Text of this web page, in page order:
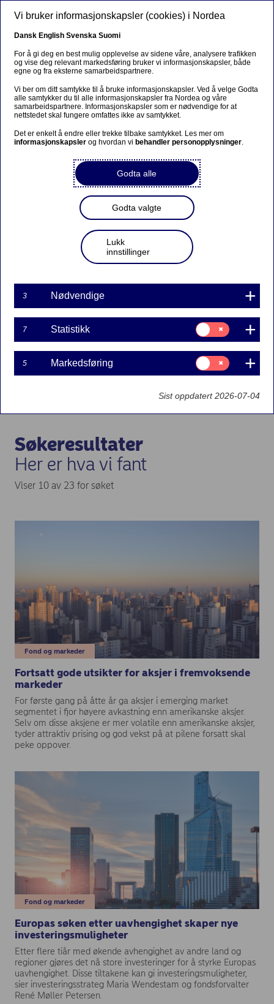
Søk
Nettside
Nyheter
Fond
Content type
Søkeresultater
Her er hva vi fant
Viser 10 av 23 for søket
Fond og markeder
Fortsatt gode utsikter for aksjer i fremvoksende
markeder
For første gang på åtte år ga aksjer i emerging market
segmentet i fjor høyere avkastning enn amerikanske aksjer.
Selv om disse aksjene er mer volatile enn amerikanske aksjer,
tyder attraktiv prising og god vekst på at pilene forsatt skal
peke oppover.
Fond og markeder
Europas søken etter uavhengighet skaper nye
investeringsmuligheter
Etter flere tiår med økende avhengighet av andre land og
regioner gjøres det nå store investeringer for å styrke Europas
uavhengighet. Disse tiltakene kan gi investeringsmuligheter,
sier investeringsstrateg Maria Wendestam og fondsforvalter
René Møller Petersen.
Vi bruker informasjonskapsler (cookies) i Nordea
Dansk English Svenska Suomi
For å gi deg en best mulig opplevelse av sidene våre, analysere trafikken
og vise deg relevant markedsføring bruker vi informasjonskapsler, både
egne og fra eksterne samarbeidspartnere.
Vi ber om ditt samtykke til å bruke informasjonskapsler. Ved å velge Godta
alle samtykker du til alle informasjonskapsler fra Nordea og våre
samarbeidspartnere. Informasjonskapsler som er nødvendige for at
nettstedet skal fungere omfattes ikke av samtykket.
Det er enkelt å endre eller trekke tilbake samtykket. Les mer om
informasjonskapsler og hvordan vi behandler personopplysninger.
Godta alle
Godta valgte
Lukk
innstillinger
3 Nødvendige
7 Statistikk
Samtykke
til:
Statistikk
5 Markedsføring
Samtykke
til:
Markedsføring
Sist oppdatert 2026-07-04